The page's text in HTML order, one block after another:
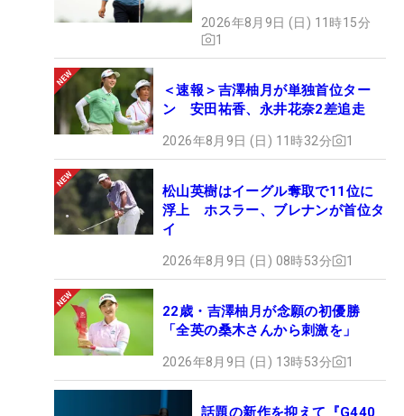
2026年8月9日 (日) 11時15分
1
＜速報＞吉澤柚月が単独首位ター
ン 安田祐香、永井花奈2差追走
2026年8月9日 (日) 11時32分 1
松山英樹はイーグル奪取で11位に
浮上 ホスラー、ブレナンが首位タ
イ
2026年8月9日 (日) 08時53分 1
22歳・吉澤柚月が念願の初優勝
「全英の桑木さんから刺激を」
2026年8月9日 (日) 13時53分 1
話題の新作を抑えて『G440